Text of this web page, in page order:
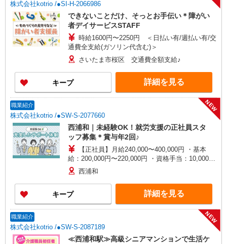
者研修 ・介護福祉士 など
株式会社kotrio /●SI-H-2066986
できないことだけ、そっとお手伝い＊障がい
者デイサービスSTAFF
時給1600円〜2250円 ＜日払い有/週払い有/交
通費全支給(ガソリン代含む)＞
さいたま市桜区 交通費全額支給♪
キープ 詳細を見る
職業紹介
株式会社kotrio /●SW-S-2077660
NEW
西浦和｜未経験OK！就労支援の正社員スタ
ッフ募集＊賞与年2回♪
【正社員】月給240,000〜400,000円 ・基本
給：200,000円〜220,000円 ・資格手当：10,000〜
30,000円 ・役職手当：10,000〜70,000円 ・処遇改
善手当：20,000〜60,000円（勤続年数、保有資格
により変動） ・固定残業手当：20,000円（10時
間） ※固定残業時間を超過する場合には超過勤務
手当として別途支給 下記資格をお持ちの方歓迎 ・
認知症介護基礎研修 ・初任者研修 ・実務者研修
・介護福祉士 など
西浦和
キープ 詳細を見る
職業紹介
株式会社kotrio /●SW-S-2087189
NEW
≪西浦和駅≫高級シニアマンションで生活ケ